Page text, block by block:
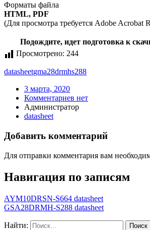
Форматы файла
HTML, PDF
(Для просмотра требуется Adobe Acrobat
Подождите, идет подготовка к
Просмотрено: 244
datasheetgma28drmhs288
3 марта, 2020
Комментариев нет
Администратор
datasheet
Добавить комментарий
Для отправки комментария вам
Навигация по записям
AYM10DRSN-S664 datasheet
GSA28DRMH-S288 datasheet
Найти: